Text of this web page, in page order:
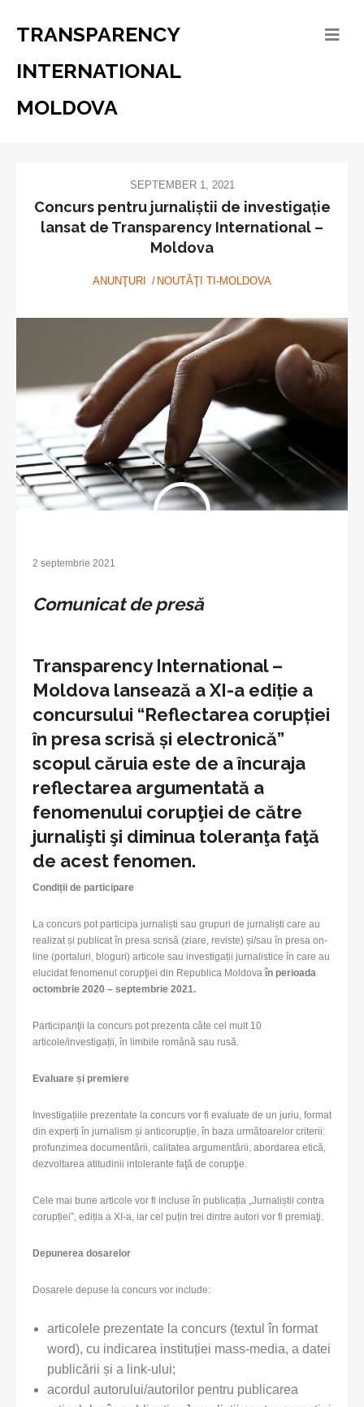
TRANSPARENCY
INTERNATIONAL
MOLDOVA
SEPTEMBER 1, 2021
Concurs pentru jurnaliștii de investigație
lansat de Transparency International –
Moldova
ANUNŢURI NOUTĂŢI TI-MOLDOVA
2 septembrie 2021
Comunicat de presă
Transparency International –
Moldova lansează a XI-a ediție a
concursului “Reflectarea corupției
în presa scrisă și electronică”
scopul căruia este de a încuraja
reflectarea argumentată a
fenomenului corupţiei de către
jurnalişti şi diminua toleranţa faţă
de acest fenomen.
Condiții de participare
La concurs pot participa jurnaliști sau grupuri de jurnaliști care au
realizat și publicat în presa scrisă (ziare, reviste) și/sau în presa on-
line (portaluri, bloguri) articole sau investigații jurnalistice în care au
elucidat fenomenul corupţiei din Republica Moldovaîn perioada
octombrie 2020 – septembrie 2021.
Participanţii la concurs pot prezenta câte cel mult 10
articole/investigații, în limbile română sau rusă.
Evaluare și premiere
Investigațiile prezentate la concurs vor fi evaluate de un juriu, format
din experți în jurnalism și anticorupție, în baza următoarelor criterii:
profunzimea documentării, calitatea argumentării, abordarea etică,
dezvoltarea atitudinii intolerante faţă de corupţie.
Cele mai bune articole vor fi incluse în publicația „Jurnaliștii contra
corupției”, ediția a XI-a, iar cel puțin trei dintre autori vor fi premiaţi.
Depunerea dosarelor
Dosarele depuse la concurs vor include:
articolele prezentate la concurs (textul în format
word), cu indicarea instituției mass-media, a datei
publicării și a link-ului;
acordul autorului/autorilor pentru publicarea